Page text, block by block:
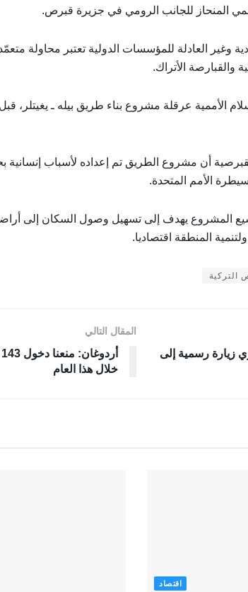
المنحاز للجانب الرومي في جزيرة قبرص.
وغير العادلة للمؤسسات الدولية تعتبر محاولة
والقبارصة الأتراك.
الأممية عرقلة مشروع بناء طريق بيله ـ يغيتلر، قبل
أن مشروع الطريق تم إعداده لأسباب
الأمم المتحدة.
المشروع يهدف إلى تسهيل وصول السكان إلى
المنطقة اقتصاديا.
التركية
زيارة رسمية إلى
المقال التالي
خلال هذا العام
اقتصاد